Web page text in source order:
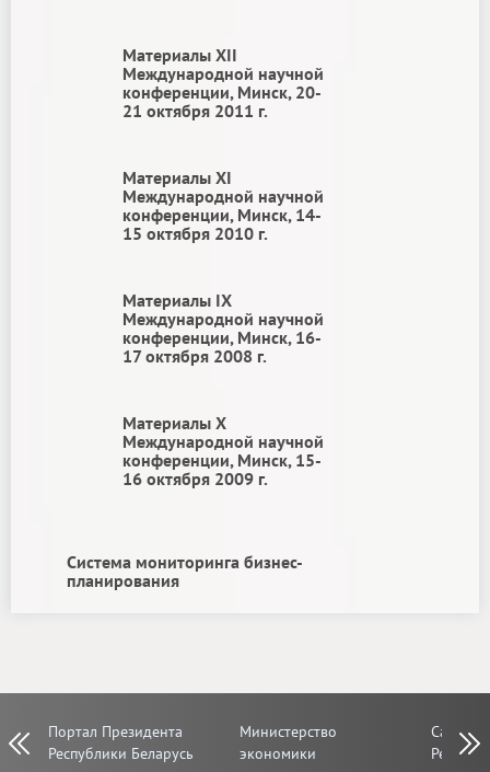
Материалы ХII
Международной научной
конференции, Минск, 20-
21 октября 2011 г.
Материалы XI
Международной научной
конференции, Минск, 14-
15 октября 2010 г.
Материалы IX
Международной научной
конференции, Минск, 16-
17 октября 2008 г.
Материалы X
Международной научной
конференции, Минск, 15-
16 октября 2009 г.
Система мониторинга бизнес-
планирования
Prev Next
Портал Президента
Республики Беларусь
Министерство
экономики
Сайт